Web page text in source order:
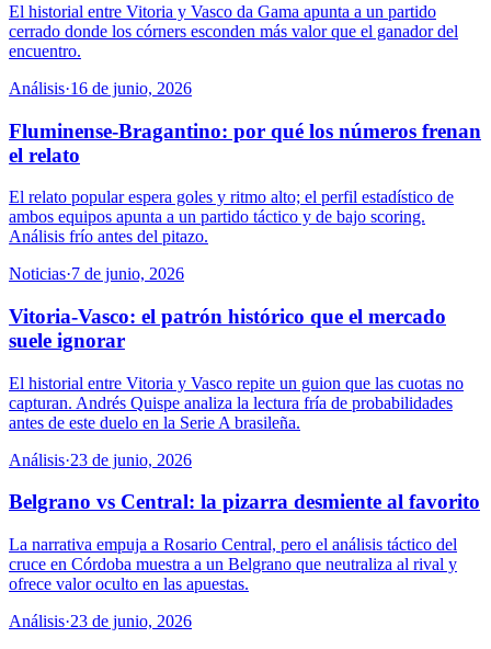
El historial entre Vitoria y Vasco da Gama apunta a un partido
cerrado donde los córners esconden más valor que el ganador del
encuentro.
Análisis·16 de junio, 2026
Fluminense-Bragantino: por qué los números frenan
el relato
El relato popular espera goles y ritmo alto; el perfil estadístico de
ambos equipos apunta a un partido táctico y de bajo scoring.
Análisis frío antes del pitazo.
Noticias·7 de junio, 2026
Vitoria-Vasco: el patrón histórico que el mercado
suele ignorar
El historial entre Vitoria y Vasco repite un guion que las cuotas no
capturan. Andrés Quispe analiza la lectura fría de probabilidades
antes de este duelo en la Serie A brasileña.
Análisis·23 de junio, 2026
Belgrano vs Central: la pizarra desmiente al favorito
La narrativa empuja a Rosario Central, pero el análisis táctico del
cruce en Córdoba muestra a un Belgrano que neutraliza al rival y
ofrece valor oculto en las apuestas.
Análisis·23 de junio, 2026